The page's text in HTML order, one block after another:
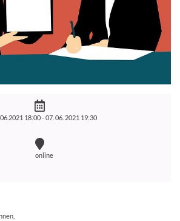
18:00 -07. 06. 2021 19:30
online